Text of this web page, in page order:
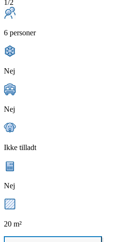
1/2
6 personer
Nej
Nej
Ikke tilladt
Nej
20 m²